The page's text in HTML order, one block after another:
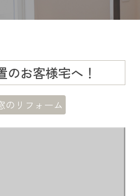
のお客様宅へ！
のリフォーム